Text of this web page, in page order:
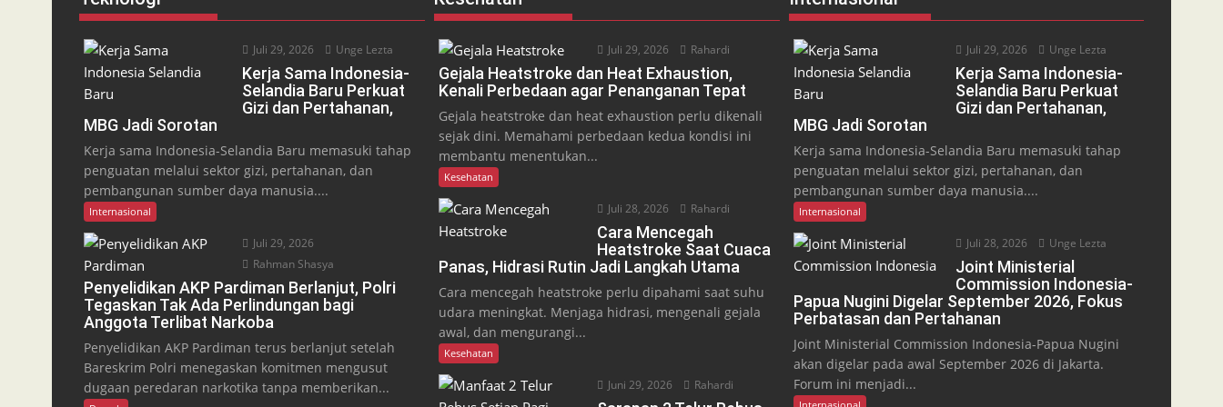
Juli 29, 2026 Unge Lezta
Kerja Sama Indonesia-
Selandia Baru Perkuat
Gizi dan Pertahanan,
MBG Jadi Sorotan
Kerja sama Indonesia-Selandia Baru memasuki tahap
penguatan melalui sektor gizi, pertahanan, dan
pembangunan sumber daya manusia....
Internasional
Juli 29, 2026
Rahman Shasya
Penyelidikan AKP Pardiman Berlanjut, Polri
Tegaskan Tak Ada Perlindungan bagi
Anggota Terlibat Narkoba
Penyelidikan AKP Pardiman terus berlanjut setelah
Bareskrim Polri menegaskan komitmen mengusut
dugaan peredaran narkotika tanpa memberikan...
Juli 29, 2026 Rahardi
Gejala Heatstroke dan Heat Exhaustion,
Kenali Perbedaan agar Penanganan Tepat
Gejala heatstroke dan heat exhaustion perlu dikenali
sejak dini. Memahami perbedaan kedua kondisi ini
membantu menentukan...
Kesehatan
Juli 28, 2026 Rahardi
Cara Mencegah
Heatstroke Saat Cuaca
Panas, Hidrasi Rutin Jadi Langkah Utama
Cara mencegah heatstroke perlu dipahami saat suhu
udara meningkat. Menjaga hidrasi, mengenali gejala
awal, dan mengurangi...
Kesehatan
Juni 29, 2026 Rahardi
Juli 29, 2026 Unge Lezta
Kerja Sama Indonesia-
Selandia Baru Perkuat
Gizi dan Pertahanan,
MBG Jadi Sorotan
Kerja sama Indonesia-Selandia Baru memasuki tahap
penguatan melalui sektor gizi, pertahanan, dan
pembangunan sumber daya manusia....
Internasional
Juli 28, 2026 Unge Lezta
Joint Ministerial
Commission Indonesia-
Papua Nugini Digelar September 2026, Fokus
Perbatasan dan Pertahanan
Joint Ministerial Commission Indonesia-Papua Nugini
akan digelar pada awal September 2026 di Jakarta.
Forum ini menjadi...